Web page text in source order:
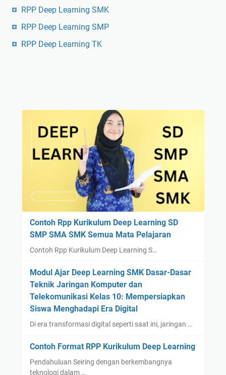
RPP Deep Learning SMK
RPP Deep Learning SMP
RPP Deep Learning TK
Contoh Rpp Kurikulum Deep Learning SD
SMP SMA SMK Semua Mata Pelajaran
Contoh Rpp Kurikulum Deep Learning S…
Modul Ajar Deep Learning SMK Dasar-Dasar
Teknik Jaringan Komputer dan
Telekomunikasi Kelas 10: Mempersiapkan
Siswa Menghadapi Era Digital
Di era transformasi digital seperti saat ini, jaringan …
Contoh Format RPP Kurikulum Deep Learning
Pendahuluan Seiring dengan berkembangnya
teknologi dalam …